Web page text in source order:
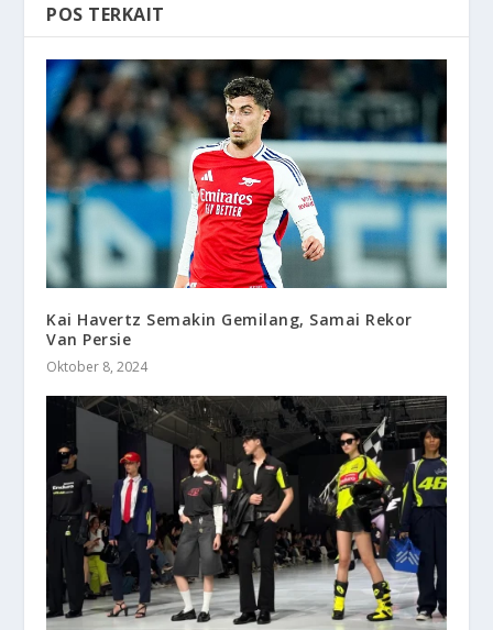
POS TERKAIT
Kai Havertz Semakin Gemilang, Samai Rekor
Van Persie
Oktober 8, 2024